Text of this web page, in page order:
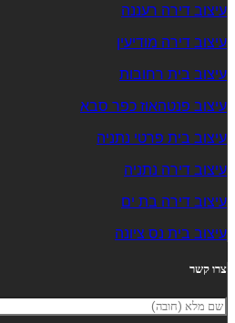
עיצוב דירה רעננה
עיצוב דירה מודיעין
עיצוב בית רחובות
עיצוב פנטהאוז כפר סבא
עיצוב בית פרטי נתניה
עיצוב דירה נתניה
עיצוב דירה בת ים
עיצוב בית נס ציונה
צרו קשר